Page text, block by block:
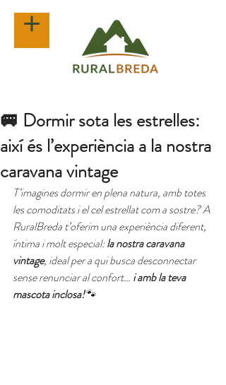
🚐 Dormir sota les estrelles:
així és l’experiència a la nostra
caravana vintage
T’imagines dormir en plena natura, amb totes
les comoditats i el cel estrellat com a sostre? A
RuralBreda t’oferim una experiència diferent,
íntima i molt especial: la nostra caravana
vintage, ideal per a qui busca desconnectar
sense renunciar al confort… i amb la teva
mascota inclosa!🐾